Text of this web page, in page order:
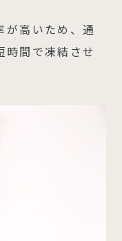
が高いため、通
時間で凍結させ